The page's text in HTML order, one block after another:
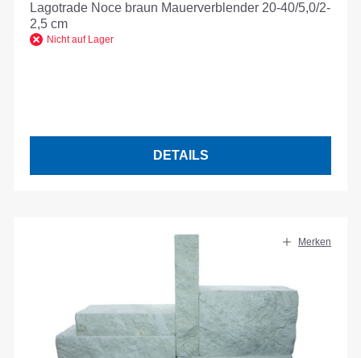
Lagotrade Noce braun Mauerverblender 20-40/5,0/2-
2,5 cm
Nicht auf Lager
DETAILS
Merken